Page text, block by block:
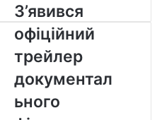
З’явився
офіційний
трейлер
документального
фільму
«UKE»
про
українців-
З’явився
офіційний
трейлер
документал
ьного